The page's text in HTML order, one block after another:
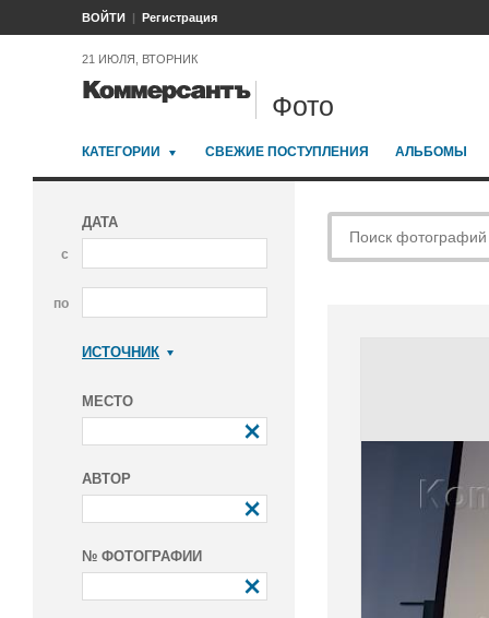
ВОЙТИ Регистрация
21 ИЮЛЯ, ВТОРНИК
Фото
КАТЕГОРИИ СВЕЖИЕ ПОСТУПЛЕНИЯ АЛЬБОМЫ
ДАТА
с
по
ИСТОЧНИК
МЕСТО
АВТОР
№ ФОТОГРАФИИ